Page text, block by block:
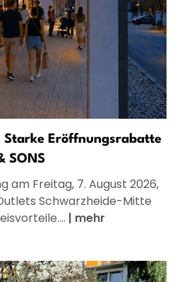
Starke Eröffnungsrabatte
SONS
am Freitag, 7. August 2026,
Schwarzheide-Mitte
| mehr